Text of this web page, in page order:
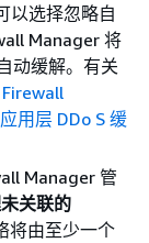
以选择忽略自
Manager 将
动缓解。有关
用层 DDo S 缓
Manager 管
关联的
将由至少一个